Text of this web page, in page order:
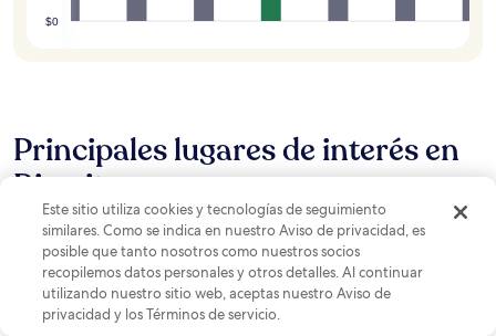
$0
Principales lugares de interés en
Biarritz
Este sitio utiliza cookies y tecnologías de seguimiento
similares. Como se indica en nuestro Aviso de privacidad, es
posible que tanto nosotros como nuestros socios
recopilemos datos personales y otros detalles. Al continuar
utilizando nuestro sitio web, aceptas nuestro Aviso de
privacidad y los Términos de servicio.